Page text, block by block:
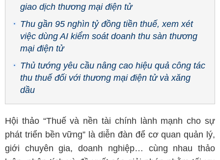
giao dịch thương mại điện tử
Thu gần 95 nghìn tỷ đồng tiền thuế, xem xét
việc dùng AI kiểm soát doanh thu sàn thương
mại điện tử
Thủ tướng yêu cầu nâng cao hiệu quả công tác
thu thuế đối với thương mại điện tử và xăng
dầu
Hội thảo “Thuế và nền tài chính lành mạnh cho sự
phát triển bền vững” là diễn đàn để cơ quan quản lý,
giới chuyên gia, doanh nghiệp… cùng nhau thảo